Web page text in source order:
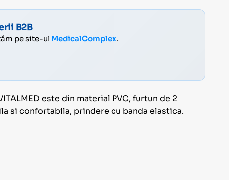
B2B
pe site-ul MedicalComplex.
este din material PVC, furtun de 2
si confortabila, prindere cu banda elastica.